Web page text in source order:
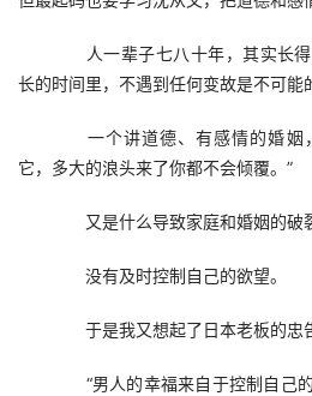
人一辈子七八十年，其实长得
长的时间里，不遇到任何变故是不可能
一个讲道德、有感情的婚姻
它，多大的浪头来了你都不会倾覆。”
又是什么导致家庭和婚姻的破
没有及时控制自己的欲望。
于是我又想起了日本老板的忠
“男人的幸福来自于控制自己